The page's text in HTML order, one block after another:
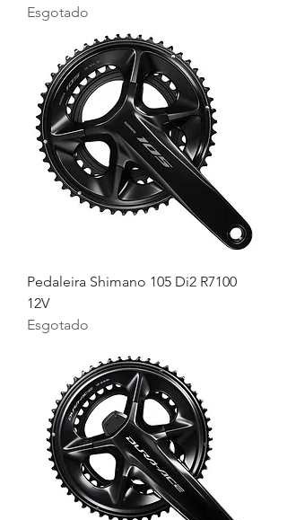
Esgotado
Pedaleira Shimano 105 Di2 R7100
12V
Esgotado